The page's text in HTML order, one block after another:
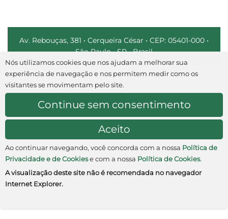
Av. Rebouças, 381 • Cerqueira César • CEP: 05401-000 •
São Paulo • SP • Brasil
Produzido por DNAnet • Todos os direitos reservados desde 2022
© FFM • Acessibilidade
Nós utilizamos cookies que nos ajudam a melhorar sua
experiência de navegação e nos permitem medir como os
visitantes se movimentam pelo site.
Ao continuar navegando, você concorda com a nossa Política de
Privacidade e de Cookiese com a nossa Política de Cookies.
A visualização deste site não é recomendada no navegador
Internet Explorer.
Aceito
Continue sem consentimento